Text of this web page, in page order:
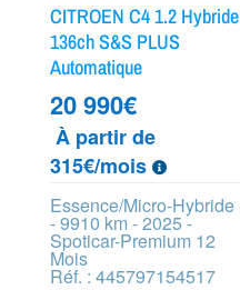
CITROEN C4 1.2 Hybride
136ch S&S PLUS
Automatique
20 990€
À partir de
315€/mois
Essence/Micro-Hybride
- 9910 km - 2025 -
Spoticar-Premium 12
Mois
Réf. : 445797154517